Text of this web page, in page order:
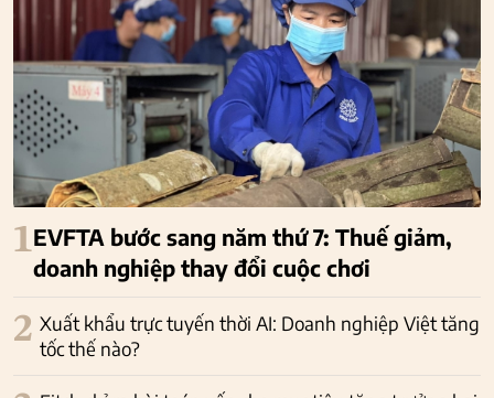
1EVFTA bước sang năm thứ 7: Thuế giảm,
doanh nghiệp thay đổi cuộc chơi
2 Xuất khẩu trực tuyến thời AI: Doanh nghiệp Việt tăng
tốc thế nào?